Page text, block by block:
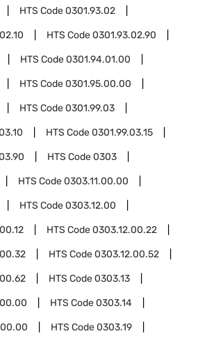
HTS Code0301.93.02
HTS Code0301.93.02.90
HTS Code0301.94.01.00
HTS Code0301.95.00.00
HTS Code0301.99.03
HTS Code0301.99.03.15
HTS Code0303
HTS Code0303.11.00.00
HTS Code0303.12.00
HTS Code0303.12.00.22
HTS Code0303.12.00.52
HTS Code0303.13
HTS Code0303.14
HTS Code0303.19